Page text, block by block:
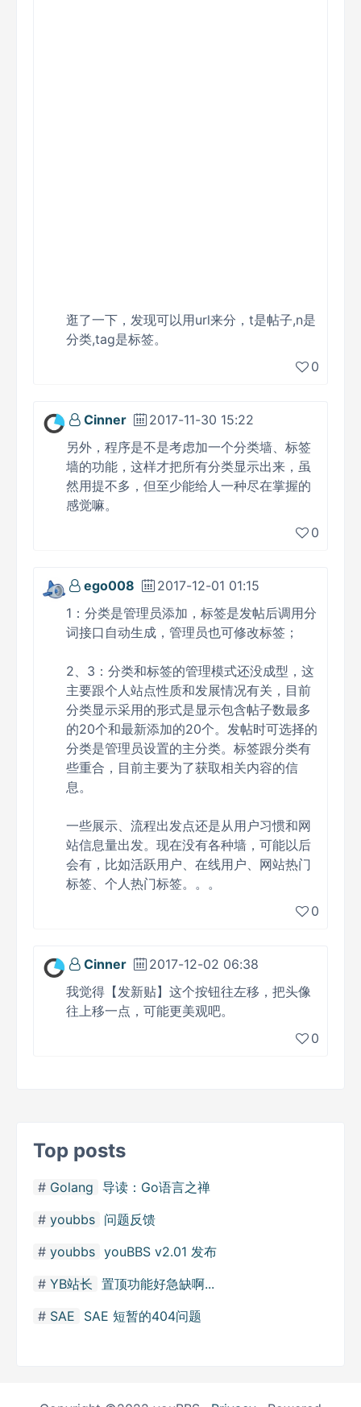
逛了一下，发现可以用url来分，t是帖子,n是
分类,tag是标签。
0
Cinner
2017-11-30 15:22
另外，程序是不是考虑加一个分类墙、标签
墙的功能，这样才把所有分类显示出来，虽
然用提不多，但至少能给人一种尽在掌握的
感觉嘛。
0
ego008
2017-12-01 01:15
1：分类是管理员添加，标签是发帖后调用分
词接口自动生成，管理员也可修改标签；
2、3：分类和标签的管理模式还没成型，这
主要跟个人站点性质和发展情况有关，目前
分类显示采用的形式是显示包含帖子数最多
的20个和最新添加的20个。发帖时可选择的
分类是管理员设置的主分类。标签跟分类有
些重合，目前主要为了获取相关内容的信
息。
一些展示、流程出发点还是从用户习惯和网
站信息量出发。现在没有各种墙，可能以后
会有，比如活跃用户、在线用户、网站热门
标签、个人热门标签。。。
0
Cinner
2017-12-02 06:38
我觉得【发新贴】这个按钮往左移，把头像
往上移一点，可能更美观吧。
0
Top posts
Golang 导读：Go语言之禅
youbbs 问题反馈
youbbs youBBS v2.01 发布
YB站长 置顶功能好急缺啊...
SAE
SAE 短暂的404问题